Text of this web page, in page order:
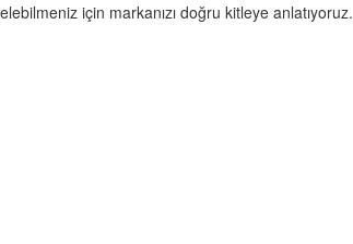
için markanızı doğru kitleye anlatıyoruz.